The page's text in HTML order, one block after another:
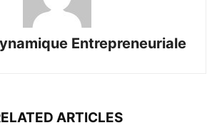
Entrepreneuriale
ARTICLES